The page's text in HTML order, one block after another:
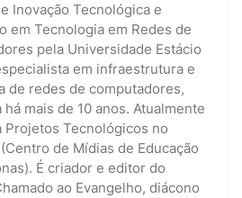
Inovação Tecnológica e
em Tecnologia em Redes de
pela Universidade Estácio
em infraestrutura e
de redes de computadores,
há mais de 10 anos. Atualmente
Projetos Tecnológicos no
(Centro de Mídias de Educação
É criador e editor do
ao Evangelho, diácono